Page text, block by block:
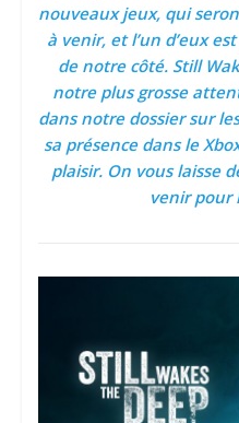
nouveaux jeux, qui
à venir, et l’un d’eux
de notre côté. Still
notre plus grosse
dans notre dossier sur
sa présence dans le
plaisir. On vous laisse
venir pour